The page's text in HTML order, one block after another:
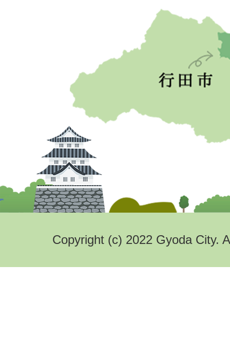
Copyright (c) 2022 Gyoda City.